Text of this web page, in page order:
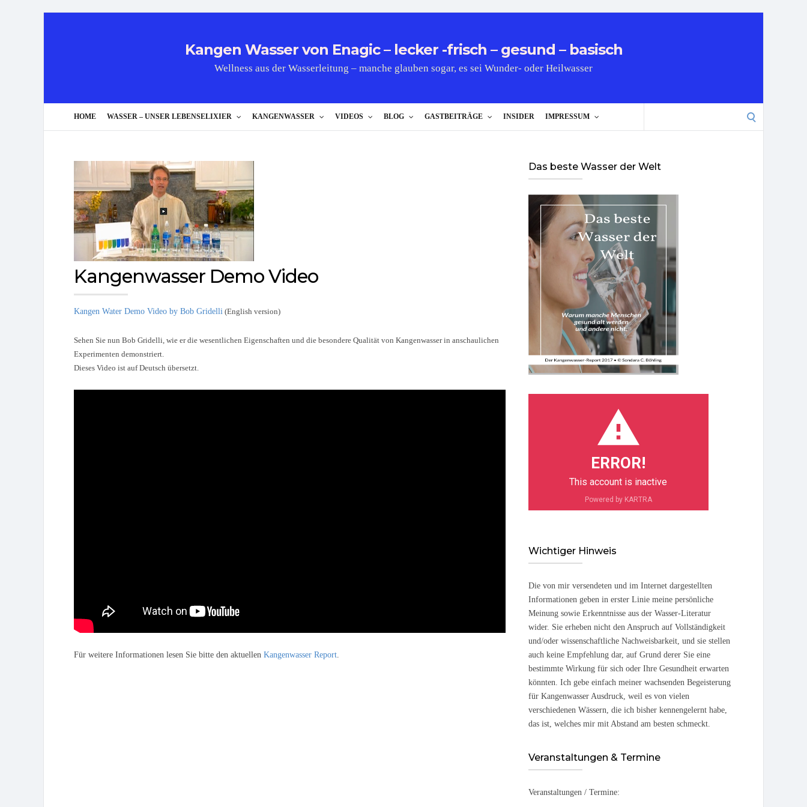
Kangen Wasser von Enagic – lecker -frisch – gesund – basisch
Wellness aus der Wasserleitung – manche glauben sogar, es sei Wunder- oder Heilwasser
HOME WASSER – UNSER LEBENSELIXIER KANGENWASSER VIDEOS BLOG GASTBEITRÄGE INSIDER IMPRESSUM
Kangenwasser Demo Video
Kangen Water Demo Video by Bob Gridelli (English version)
Sehen Sie nun Bob Gridelli, wie er die wesentlichen Eigenschaften und die besondere Qualität von Kangenwasser in anschaulichen
Experimenten demonstriert.
Dieses Video ist auf Deutsch übersetzt.
Für weitere Informationen lesen Sie bitte den aktuellen Kangenwasser Report
Das beste Wasser der Welt
ERROR!
This account is inactive
Powered by KARTRA
Wichtiger Hinweis
Die von mir versendeten und im Internet dargestellten
Informationen geben in erster Linie meine persönliche
Meinung sowie Erkenntnisse aus der Wasser-Literatur
wider. Sie erheben nicht den Anspruch auf Vollständigkeit
und/oder wissenschaftliche Nachweisbarkeit, und sie stellen
auch keine Empfehlung dar, auf Grund derer Sie eine
bestimmte Wirkung für sich oder Ihre Gesundheit erwarten
könnten. Ich gebe einfach meiner wachsenden Begeisterung
für Kangenwasser Ausdruck, weil es von vielen
verschiedenen Wässern, die ich bisher kennengelernt habe,
das ist, welches mir mit Abstand am besten schmeckt.
Veranstaltungen & Termine
Veranstaltungen / Termine: